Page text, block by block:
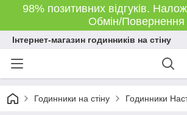
98% позитивних відгуків.
Обмін/Повернення
Інтернет-магазин годинників на стіну
Годинники на стіну Годинники